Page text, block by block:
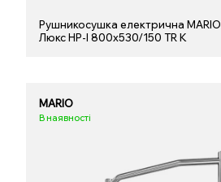
Рушникосушка електрична MARIO
Люкс НР-І 800х530/150 TR K
MARIO
В наявності